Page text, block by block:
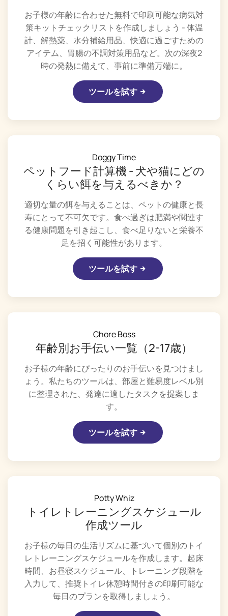
お子様の年齢に合わせた無料で印刷可能な病気対
策キットチェックリストを作成しましょう - 体温
計、解熱薬、水分補給用品、快適に過ごすための
アイテム、胃腸の不調対策用品など。次の深夜2
時の発熱に備えて、事前に準備万端に。
ツールを試す
Doggy Time
ペットフード計算機 - 犬や猫にどの
くらい餌を与えるべきか？
適切な量の餌を与えることは、ペットの健康と長
寿にとって不可欠です。食べ過ぎは肥満や関連す
る健康問題を引き起こし、食べ足りないと栄養不
足を招く可能性があります。
ツールを試す
Chore Boss
年齢別お手伝い一覧（2-17歳）
お子様の年齢にぴったりのお手伝いを見つけまし
ょう。私たちのツールは、部屋と難易度レベル別
に整理された、発達に適したタスクを提案しま
す。
ツールを試す
Potty Whiz
トイレトレーニングスケジュール
作成ツール
お子様の毎日の生活リズムに基づいて個別のトイ
レトレーニングスケジュールを作成します。起床
時間、お昼寝スケジュール、トレーニング段階を
入力して、推奨トイレ休憩時間付きの印刷可能な
毎日のプランを取得しましょう。